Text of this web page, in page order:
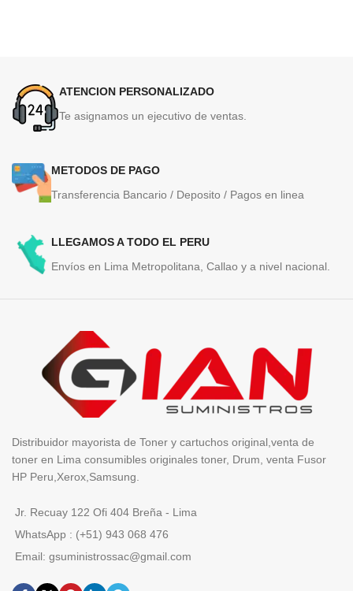
ATENCION PERSONALIZADO
Te asignamos un ejecutivo de ventas.
METODOS DE PAGO
Transferencia Bancario / Deposito / Pagos en linea
LLEGAMOS A TODO EL PERU
Envíos en Lima Metropolitana, Callao y a nivel nacional.
Distribuidor mayorista de Toner y cartuchos original,venta de
toner en Lima consumibles originales toner, Drum, venta Fusor
HP Peru,Xerox,Samsung.
Jr. Recuay 122 Ofi 404 Breña - Lima
WhatsApp : (+51) 943 068 476
Email: gsuministrossac@gmail.com